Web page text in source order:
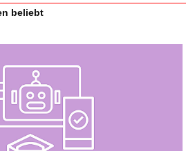
beliebt